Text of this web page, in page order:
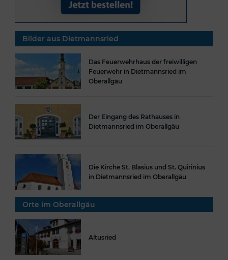
Bilder aus Dietmannsried
Das Feuerwehrhaus der freiwilligen
Feuerwehr in Dietmannsried im
Oberallgäu
Der Eingang des Rathauses in
Dietmannsried im Oberallgäu
Die Kirche St. Blasius und St. Quirinius
in Dietmannsried im Oberallgäu
Orte im Oberallgäu
Altusried